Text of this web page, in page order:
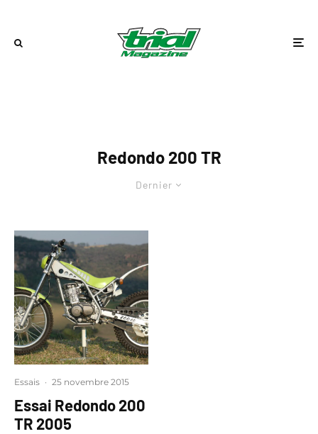
Redondo 200 TR
Dernier
Essais · 25 novembre 2015
Essai Redondo 200
TR 2005